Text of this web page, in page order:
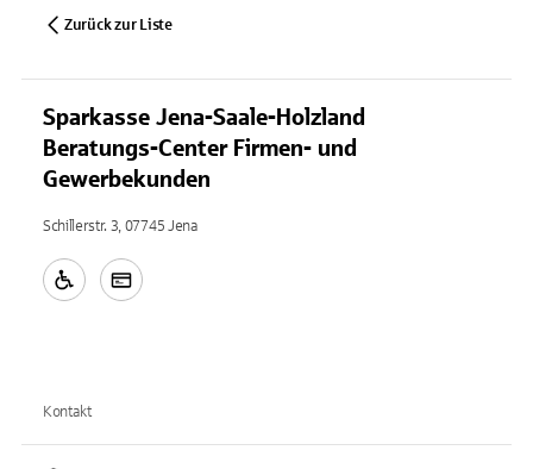
Zurück zur Liste
Sparkasse Jena-Saale-Holzland
Beratungs-Center Firmen- und
Gewerbekunden
Schillerstr. 3, 07745 Jena
Kontakt